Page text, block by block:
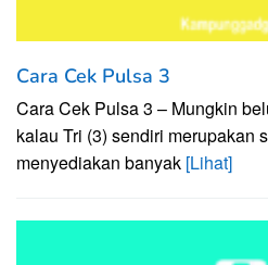
Cara Cek Pulsa 3
Cara Cek Pulsa 3 – Mungkin
kalau Tri (3) sendiri merupakan
menyediakan banyak [Lihat]